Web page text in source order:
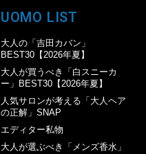
UOMO LIST
大人の「吉田カバン」
BEST30【2026年夏】
大人が買うべき「白スニーカ
ー」BEST30【2026年夏】
人気サロンが考える「大人ヘア
の正解」SNAP
エディター私物
大人が選ぶべき「メンズ香水」